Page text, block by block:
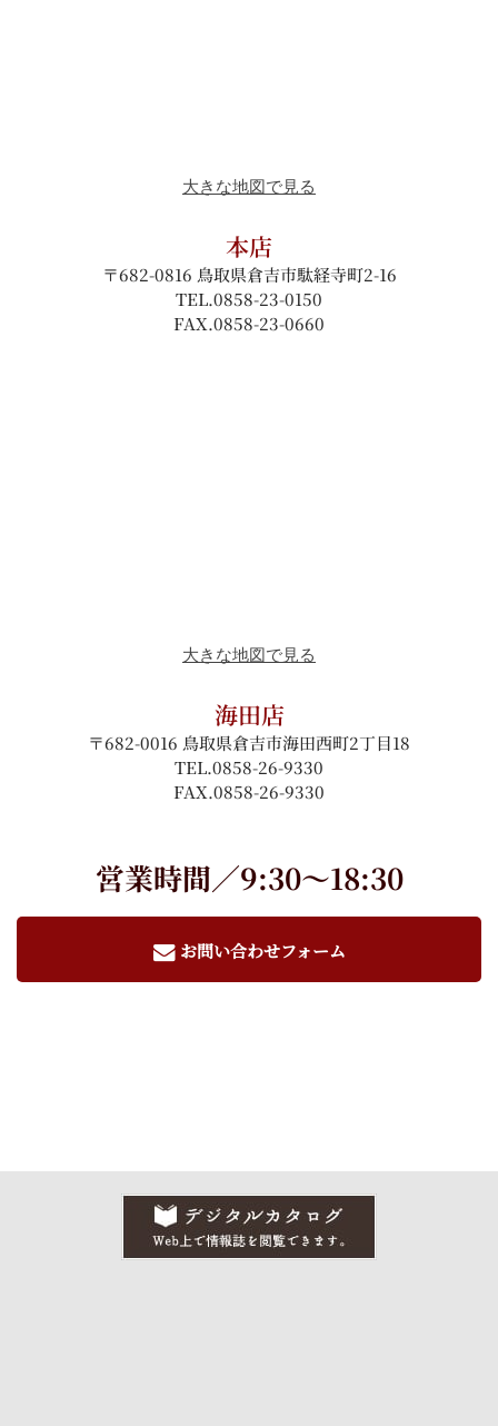
大きな地図で見る
本店
〒682-0816 鳥取県倉吉市駄経寺町2-16
TEL.0858-23-0150
FAX.0858-23-0660
大きな地図で見る
海田店
〒682-0016 鳥取県倉吉市海田西町2丁目18
TEL.0858-26-9330
FAX.0858-26-9330
営業時間／9:30～18:30
お問い合わせフォーム